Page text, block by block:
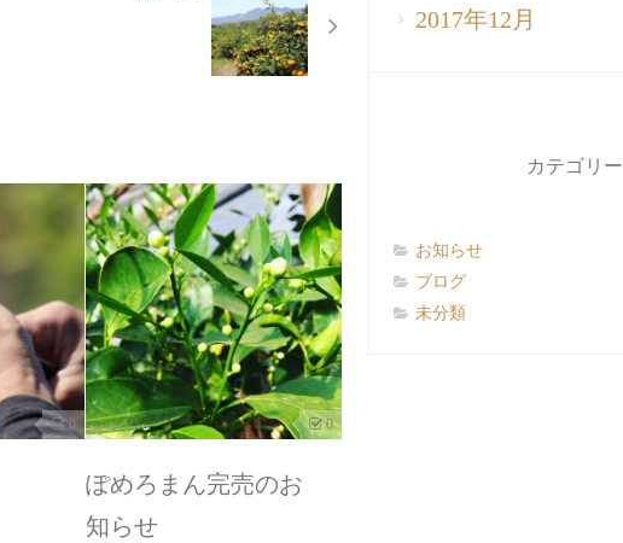
0 0
ぽめろまん完売のお
知らせ
2017年12月
カテゴリー
お知らせ
ブログ
未分類